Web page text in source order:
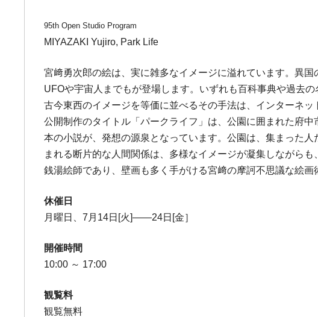
95th Open Studio Program
MIYAZAKI Yujiro, Park Life
宮﨑勇次郎の絵は、実に雑多なイメージに溢れています。異
UFOや宇宙人までもが登場します。いずれも百科事典や過去
古今東西のイメージを等価に並べるその手法は、インターネ
公開制作のタイトル「パークライフ」は、公園に囲まれた府
本の小説が、発想の源泉となっています。公園は、集まった
まれる断片的な人間関係は、多様なイメージが凝集しながら
銭湯絵師であり、壁画も多く手がける宮﨑の摩訶不思議な絵画
休催日
月曜日、7月14日[火]――24日[金］
開催時間
10:00 ～ 17:00
観覧料
観覧無料